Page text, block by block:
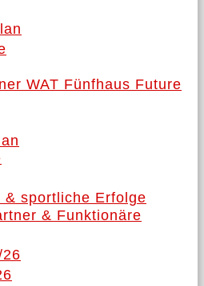
WAT Fünfhaus Future
& sportliche Erfolge
& Funktionäre